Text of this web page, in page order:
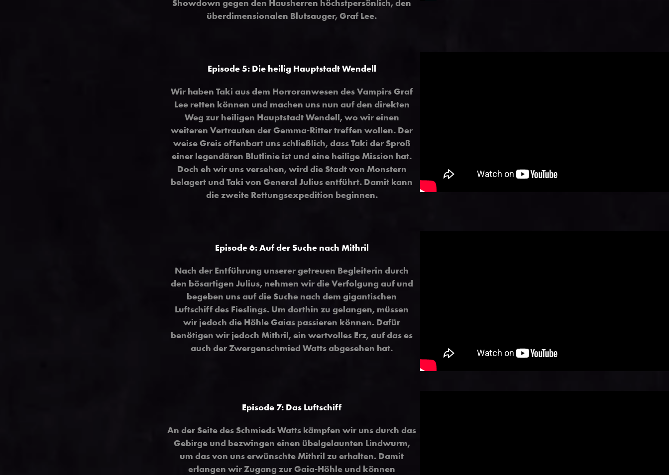
Showdown gegen den Hausherren höchstpersönlich, den
überdimensionalen Blutsauger, Graf Lee.
Episode 5: Die heilig Hauptstadt Wendell
Wir haben Taki aus dem Horroranwesen des Vampirs Graf
Lee retten können und machen uns nun auf den direkten
Weg zur heiligen Hauptstadt Wendell, wo wir einen
weiteren Vertrauten der Gemma-Ritter treffen wollen. Der
weise Greis offenbart uns schließlich, dass Taki der Sproß
einer legendären Blutlinie ist und eine heilige Mission hat.
Doch eh wir uns versehen, wird die Stadt von Monstern
belagert und Taki von General Julius entführt. Damit kann
die zweite Rettungsexpedition beginnen.
Episode 6: Auf der Suche nach Mithril
Nach der Entführung unserer getreuen Begleiterin durch
den bösartigen Julius, nehmen wir die Verfolgung auf und
begeben uns auf die Suche nach dem gigantischen
Luftschiff des Fieslings. Um dorthin zu gelangen, müssen
wir jedoch die Höhle Gaias passieren können. Dafür
benötigen wir jedoch Mithril, ein wertvolles Erz, auf das es
auch der Zwergenschmied Watts abgesehen hat.
Episode 7: Das Luftschiff
An der Seite des Schmieds Watts kämpfen wir uns durch das
Gebirge und bezwingen einen übelgelaunten Lindwurm,
um das von uns erwünschte Mithril zu erhalten. Damit
erlangen wir Zugang zur Gaia-Höhle und können